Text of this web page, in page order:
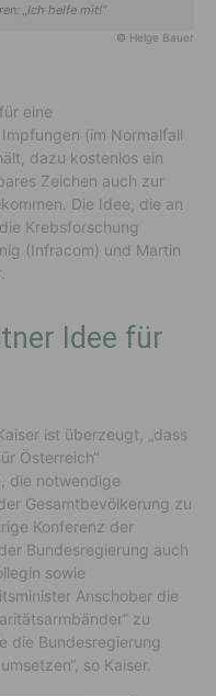
„Ich helfe mit!“
© Helge Bauer
eine
(im Normalfall
dazu kostenlos ein
Zeichen auch zur
Die Idee, die an
Krebsforschung
(Infracom) und Martin
Idee für
ist überzeugt, „dass
Österreich“
die notwendige
Gesamtbevölkerung zu
Konferenz der
Bundesregierung auch
sowie
Anschober die
zu
die Bundesregierung
so Kaiser.